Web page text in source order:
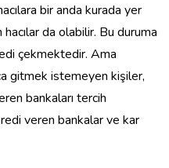
bir anda kurada yer
hacılar da olabilir. Bu duruma
çekmektedir. Ama
gitmek istemeyen kişiler,
bankaları tercih
veren bankalar ve kar